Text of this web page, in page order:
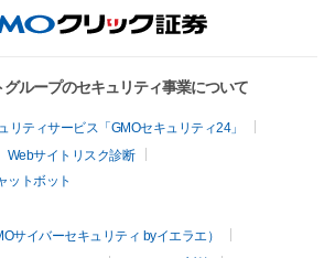
ループのセキュリティ事業について
リティサービス「GMOセキュリティ24」
Webサイトリスク診断
ットボット
サイバーセキュリティ byイエラエ）